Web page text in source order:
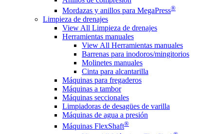
Mordazas y anillos para MegaPress®
Limpieza de drenajes
View All Limpieza de drenajes
Herramientas manuales
View All Herramientas manuales
Barrenas para inodoros/mingitorios
Molinetes manuales
Cinta para alcantarilla
Máquinas para fregaderos
Máquinas a tambor
Máquinas seccionales
Limpiadoras de desagües de varilla
Máquinas de agua a presión
Máquinas FlexShaft®